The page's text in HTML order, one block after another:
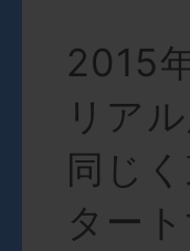
2015
リア
同じ
ター